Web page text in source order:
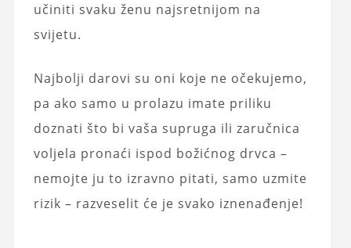
učiniti svaku ženu najsretnijom na
svijetu.
Najbolji darovi su oni koje ne očekujemo,
pa ako samo u prolazu imate priliku
doznati što bi vaša supruga ili zaručnica
voljela pronaći ispod božićnog drvca –
nemojte ju to izravno pitati, samo uzmite
rizik – razveselit će je svako iznenađenje!